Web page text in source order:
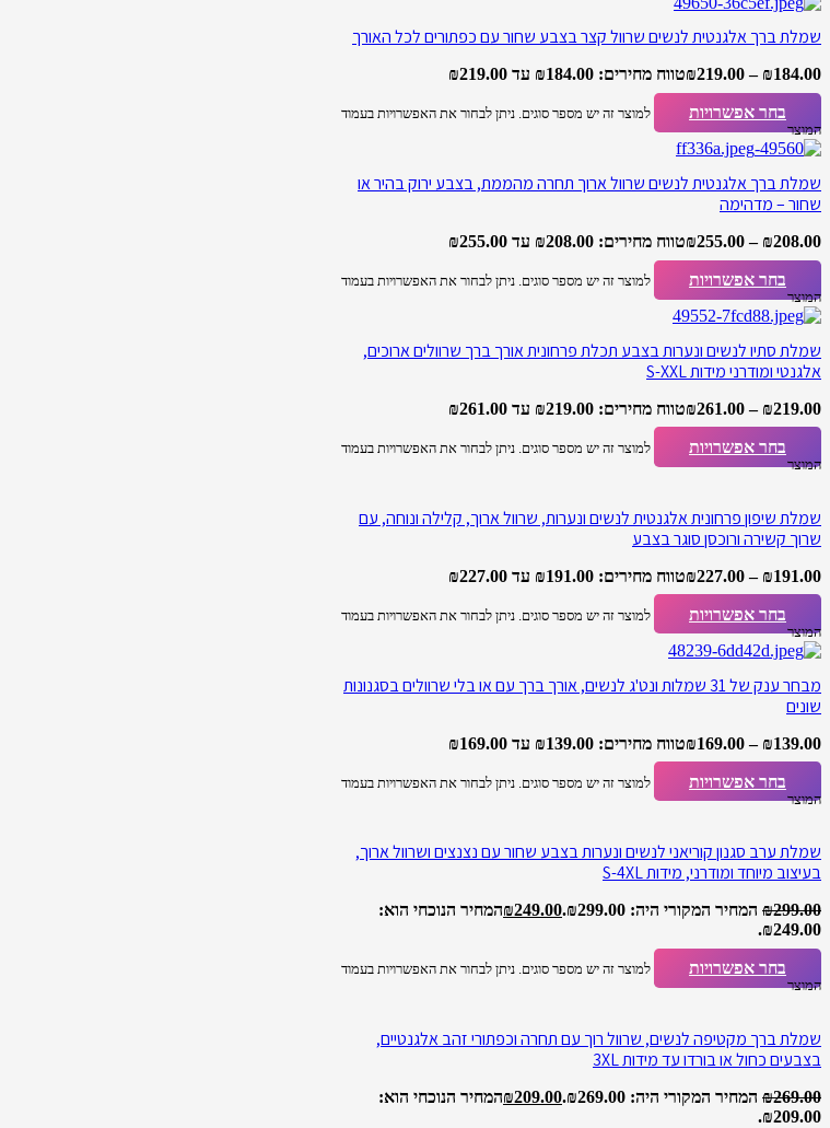
שמלת ברך אלגנטית לנשים שרוול קצר בצבע שחור עם כפתורים לכל האורך
₪184.00
–
₪219.00 טווח מחירים: ⁦₪184.00⁩ עד ⁦₪219.00⁩
בחר אפשרויות
למוצר זה יש מספר סוגים. ניתן לבחור את האפשרויות בעמוד
המוצר
שמלת ברך אלגנטית לנשים שרוול ארוך תחרה מהממת, בצבע ירוק בהיר או
שחור – מדהימה
₪208.00
–
₪255.00 טווח מחירים: ⁦₪208.00⁩ עד ⁦₪255.00⁩
בחר אפשרויות
למוצר זה יש מספר סוגים. ניתן לבחור את האפשרויות בעמוד
המוצר
שמלת סתיו לנשים ונערות בצבע תכלת פרחונית אורך ברך שרוולים ארוכים,
אלגנטי ומודרני מידות S-XXL
₪219.00
–
₪261.00 טווח מחירים: ⁦₪219.00⁩ עד ⁦₪261.00⁩
בחר אפשרויות
למוצר זה יש מספר סוגים. ניתן לבחור את האפשרויות בעמוד
המוצר
שמלת שיפון פרחונית אלגנטית לנשים ונערות, שרוול ארוך, קלילה ונוחה, עם
שרוך קשירה ורוכסן סוגר בצבע
₪191.00
–
₪227.00 טווח מחירים: ⁦₪191.00⁩ עד ⁦₪227.00⁩
בחר אפשרויות
למוצר זה יש מספר סוגים. ניתן לבחור את האפשרויות בעמוד
המוצר
מבחר ענק של 31 שמלות ונט'ג לנשים, אורך ברך עם או בלי שרוולים בסגנונות
שונים
₪139.00
–
₪169.00 טווח מחירים: ⁦₪139.00⁩ עד ⁦₪169.00⁩
בחר אפשרויות
למוצר זה יש מספר סוגים. ניתן לבחור את האפשרויות בעמוד
המוצר
שמלת ערב סגנון קוריאני לנשים ונערות בצבע שחור עם נצנצים ושרוול ארוך,
בעיצוב מיוחד ומודרני, מידות S-4XL
₪299.00 המחיר המקורי היה: ₪299.00. ₪249.00
המחיר הנוכחי הוא:
₪249.00.
בחר אפשרויות
למוצר זה יש מספר סוגים. ניתן לבחור את האפשרויות בעמוד
המוצר
שמלת ברך מקטיפה לנשים, שרוול רוך עם תחרה וכפתורי זהב אלגנטיים,
בצבעים כחול או בורדו עד מידות 3XL
₪269.00 המחיר המקורי היה: ₪269.00. ₪209.00
המחיר הנוכחי הוא:
₪209.00.